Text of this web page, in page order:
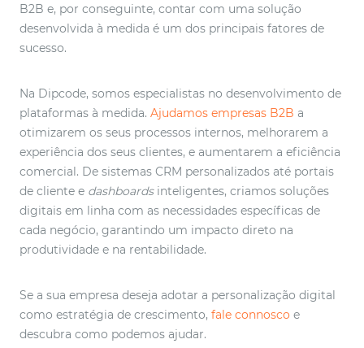
B2B e, por conseguinte, contar com uma solução
desenvolvida à medida é um dos principais fatores de
sucesso.
Na Dipcode, somos especialistas no desenvolvimento de
plataformas à medida. Ajudamos empresas B2B a
otimizarem os seus processos internos, melhorarem a
experiência dos seus clientes, e aumentarem a eficiência
comercial. De sistemas CRM personalizados até portais
de cliente e dashboardsinteligentes, criamos soluções
digitais em linha com as necessidades específicas de
cada negócio, garantindo um impacto direto na
produtividade e na rentabilidade.
Se a sua empresa deseja adotar a personalização digital
como estratégia de crescimento, fale connosco e
descubra como podemos ajudar.